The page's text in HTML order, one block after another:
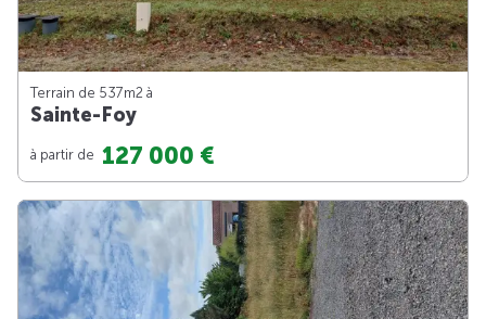
Terrain de 537m2 à
Sainte-Foy
à partir de 127 000 €